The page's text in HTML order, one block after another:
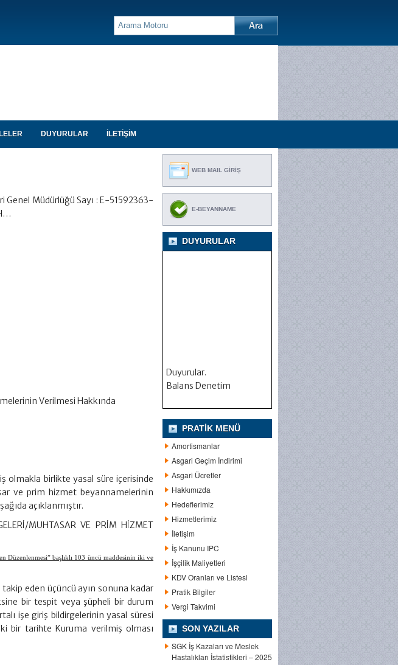
DUYURULAR İLETİŞİM
Genel Müdürlüğü Sayı : E-51592363-
Verilmesi Hakkında
olmakla birlikte yasal süre içerisinde
ve prim hizmet beyannamelerinin
açıklanmıştır.
MUHTASAR VE PRİM HİZMET
Düzenlenmesi” başlıklı 103 üncü maddesinin iki ve
eden üçüncü ayın sonuna kadar
bir tespit veya şüpheli bir durum
işe giriş bildirgelerinin yasal süresi
bir tarihte Kuruma verilmiş olması
WEB MAIL GİRİŞ
E-BEYANNAME
DUYURULAR
Balans Denetim
PRATIK MENÜ
Amortismanlar
Asgari Geçim İndirimi
Asgari Ücretler
Hakkımızda
Hedeflerimiz
Hizmetlerimiz
İletişim
İş Kanunu IPC
İşçilik Maliyetleri
KDV Oranları ve Listesi
Pratik Bilgiler
Vergi Takvimi
SON YAZILAR
SGK İş Kazaları ve Meslek
Hastalıkları İstatistikleri – 2025